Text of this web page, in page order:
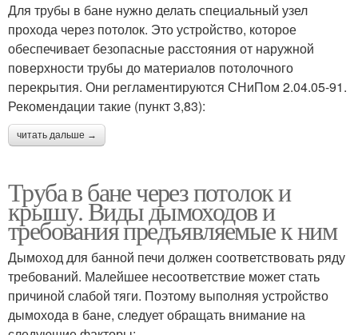
Для трубы в бане нужно делать специальный узел
прохода через потолок. Это устройство, которое
обеспечивает безопасные расстояния от наружной
поверхности трубы до материалов потолочного
перекрытия. Они регламентируются СНиПом 2.04.05-91.
Рекомендации такие (пункт 3,83):
читать дальше →
Труба в бане через потолок и
крышу. Виды дымоходов и
требования предъявляемые к ним
Дымоход для банной печи должен соответствовать ряду
требований. Малейшее несоответствие может стать
причиной слабой тяги. Поэтому выполняя устройство
дымохода в бане, следует обращать внимание на